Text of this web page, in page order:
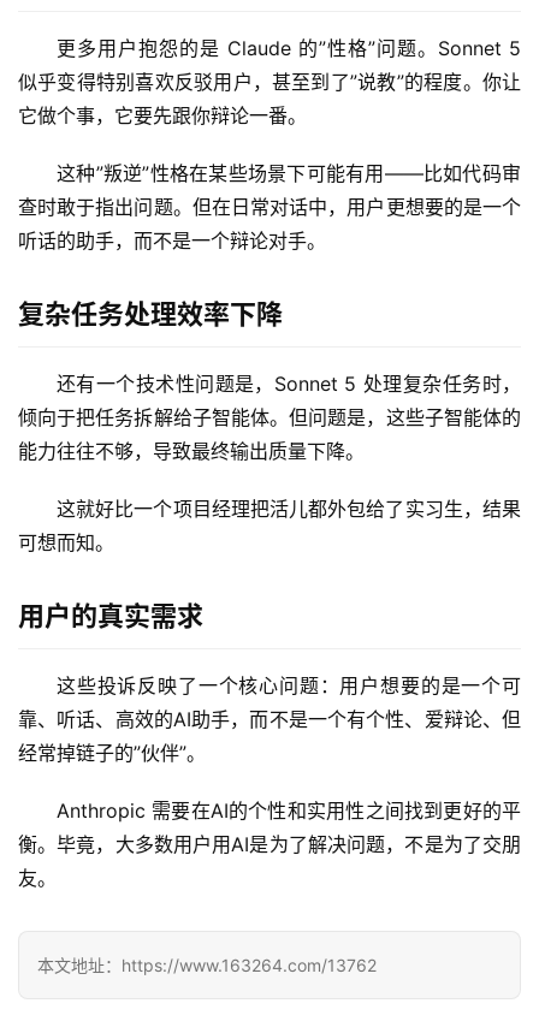
日
开
目
应
行
好
文
教
更多用户抱怨的是 Claude 的”性格”问题。Sonnet 5
似乎变得特别喜欢反驳用户，甚至到了”说教”的程度。你让
它做个事，它要先跟你辩论一番。
这种”叛逆”性格在某些场景下可能有用——比如代码审
查时敢于指出问题。但在日常对话中，用户更想要的是一个
听话的助手，而不是一个辩论对手。
复杂任务处理效率下降
还有一个技术性问题是，Sonnet 5 处理复杂任务时，
倾向于把任务拆解给子智能体。但问题是，这些子智能体的
能力往往不够，导致最终输出质量下降。
这就好比一个项目经理把活儿都外包给了实习生，结果
可想而知。
用户的真实需求
这些投诉反映了一个核心问题：用户想要的是一个可
靠、听话、高效的AI助手，而不是一个有个性、爱辩论、但
经常掉链子的”伙伴”。
Anthropic 需要在AI的个性和实用性之间找到更好的平
衡。毕竟，大多数用户用AI是为了解决问题，不是为了交朋
友。
本文地址：https://www.163264.com/13762